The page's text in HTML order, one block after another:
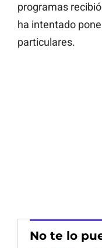
programas
ha intentado
particulares.
No te lo